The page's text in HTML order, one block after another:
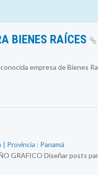
BIENES RAÍCES
empresa de Bienes
Provincia : Panamá
GRAFICO Diseñar posts